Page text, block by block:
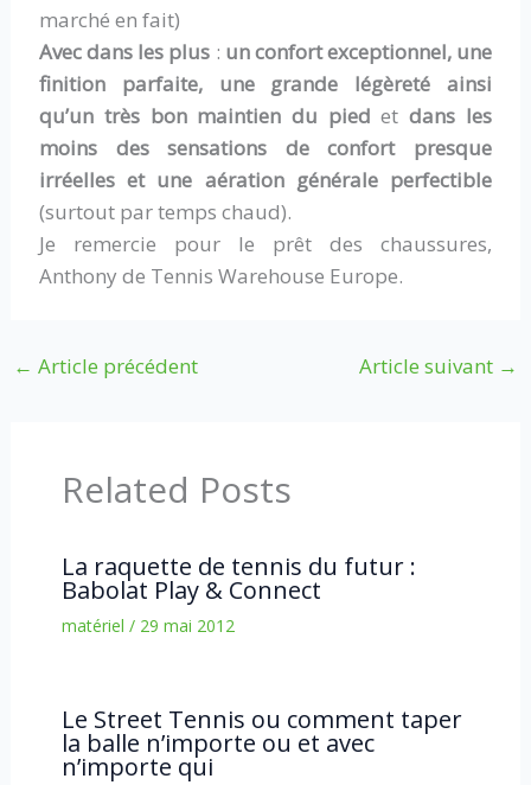
marché en fait)
Avec dans les plus : un confort exceptionnel, une
finition parfaite, une grande légèreté ainsi
qu’un très bon maintien du pied etdans les
moins des sensations de confort presque
irréelles et une aération générale perfectible
(surtout par temps chaud).
Je remercie pour le prêt des chaussures,
Anthony de Tennis Warehouse Europe.
← Article précédent Article suivant →
Related Posts
La raquette de tennis du futur :
Babolat Play & Connect
matériel / 29 mai 2012
Le Street Tennis ou comment taper
la balle n’importe ou et avec
n’importe qui